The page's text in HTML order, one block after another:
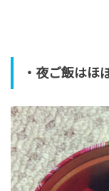
・夜ご飯はほ